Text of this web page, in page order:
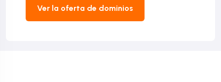
Ver la oferta de dominios